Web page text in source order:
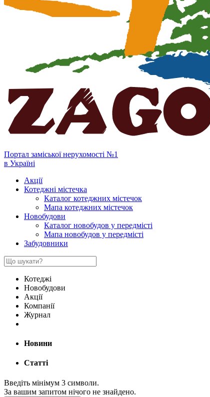
Портал заміської нерухомості №1
в Україні
Акції
Котеджні містечка
Каталог котеджних містечок
Мапа котеджних містечок
Новобудови
Каталог новобудов у передмісті
Мапа новобудов у передмісті
Забудовники
Котеджі
Новобудови
Акції
Компанії
Журнал
Новини
Статті
Введіть мінімум 3 символи.
За вашим запитом нічого не знайдено.